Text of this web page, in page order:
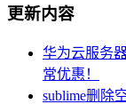
更新内容
华为云服务
常优惠！
sublime删除